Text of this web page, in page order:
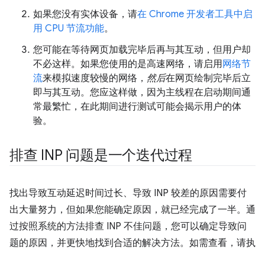
如果您没有实体设备，请在 Chrome 开发者工具中启
用 CPU 节流功能。
您可能在等待网页加载完毕后再与其互动，但用户却
不必这样。如果您使用的是高速网络，请启用网络节
流来模拟速度较慢的网络， 然后在网页绘制完毕后立
即与其互动。您应这样做，因为主线程在启动期间通
常最繁忙，在此期间进行测试可能会揭示用户的体
验。
排查 INP 问题是一个迭代过程
找出导致互动延迟时间过长、导致 INP 较差的原因需要付
出大量努力，但如果您能确定原因，就已经完成了一半。通
过按照系统的方法排查 INP 不佳问题，您可以确定导致问
题的原因，并更快地找到合适的解决方法。如需查看，请执